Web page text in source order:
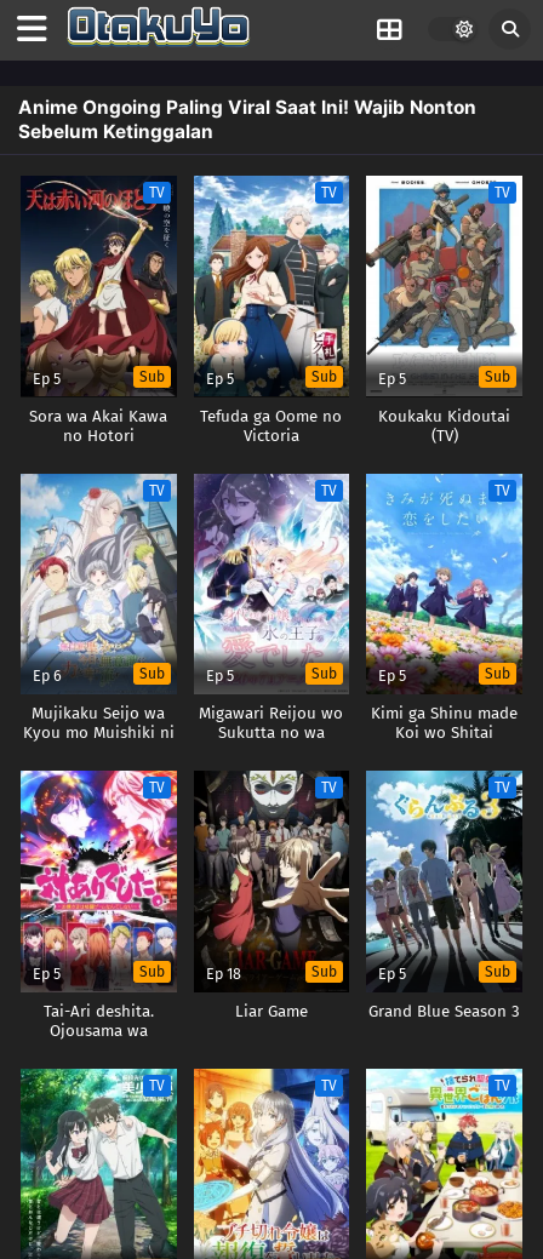
Anime Ongoing Paling Viral Saat Ini! Wajib Nonton
Sebelum Ketinggalan
TV
Ep 5 Sub
Sora wa Akai Kawa
no Hotori
TV
Ep 5 Sub
Tefuda ga Oome no
Victoria
TV
Ep 5 Sub
Koukaku Kidoutai
(TV)
TV
Ep 6 Sub
Mujikaku Seijo wa
Kyou mo Muishiki ni
Nagasu
TV
Ep 5 Sub
Migawari Reijou wo
Sukutta no wa
Koori no Ouji no Ai
deshita
TV
Ep 5 Sub
Kimi ga Shinu made
Koi wo Shitai
TV
Ep 5 Sub
Tai-Ari deshita.
Ojousama wa
Shinai
TV
Ep 18 Sub
Liar Game
TV
Ep 5 Sub
Grand Blue Season 3
TV TV TV